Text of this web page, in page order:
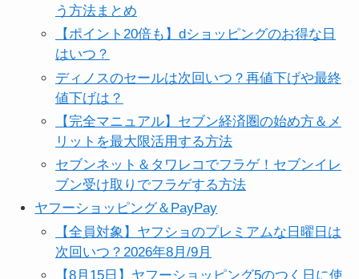
う方法まとめ
【ポイント20倍も】dショッピングのお得な日
はいつ？
ディノスのセールは次回いつ？再値下げや最終
値下げは？
【完全マニュアル】セブン経済圏の始め方＆メ
リットを最大限活用する方法
セブンネット＆タワレコでフラゲ！セブンイレ
ブン受け取りでフラゲする方法
ヤフーショッピング＆PayPay
【全員対象】ヤフショのプレミアムな日曜日は
次回いつ？2026年8月/9月
【8月15日】ヤフーショッピング5のつく日に使